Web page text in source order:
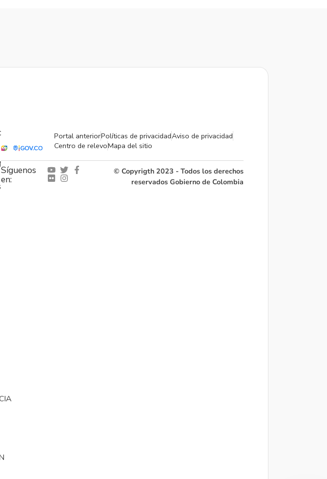
Portal anteriorPolíticas de privacidadAviso de privacidad
Centro de relevoMapa del sitio
Síguenos
en:
© Copyrigth 2023 - Todos los derechos
reservados Gobierno de Colombia